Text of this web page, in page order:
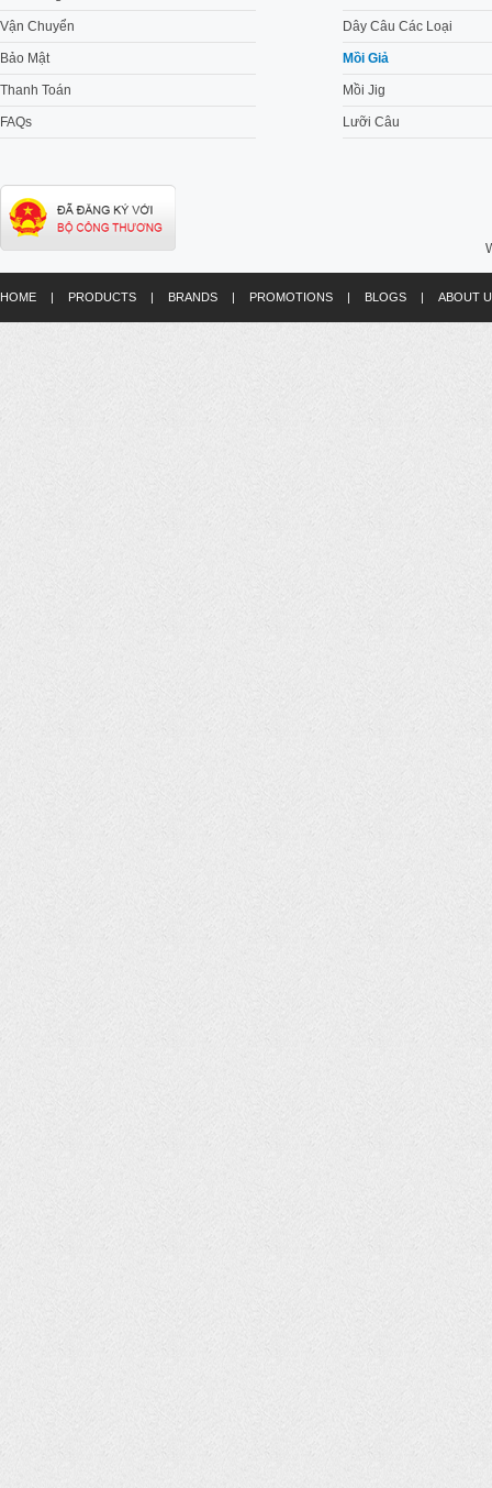
Vận Chuyển
Bảo Mật
Thanh Toán
FAQs
Dây Câu Các Loại
Mồi Giả
Mồi Jig
Lưỡi Câu
HOME | PRODUCTS | BRANDS | PROMOTIONS | BLOGS | ABOUT